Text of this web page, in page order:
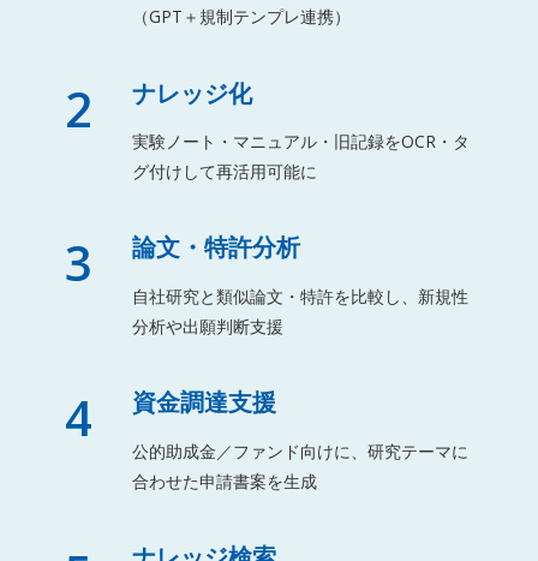
（GPT＋規制テンプレ連携）
2 ナレッジ化
実験ノート・マニュアル・旧記録をOCR・タ
グ付けして再活用可能に
3 論文・特許分析
自社研究と類似論文・特許を比較し、新規性
分析や出願判断支援
4 資金調達支援
公的助成金／ファンド向けに、研究テーマに
合わせた申請書案を生成